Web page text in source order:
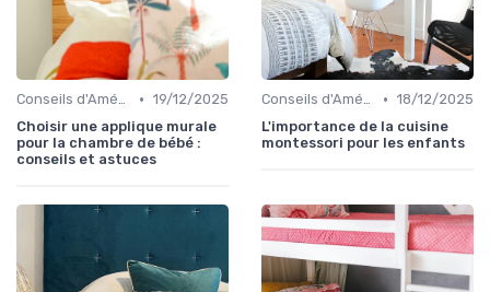
Conseils d'Aménagement de Chambre d'Enfant • 19/12/2025
Choisir une applique murale
pour la chambre de bébé :
conseils et astuces
Conseils d'Aménagement de Chambre d'Enfant • 18/12/2025
L'importance de la cuisine
montessori pour les enfants